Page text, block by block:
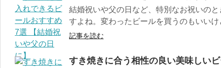
結婚祝いや父の日など、特別なお祝いの
すよね。変わったビールを買うのもいい
記事を読む
すき焼きに合う相性の良い美味しい